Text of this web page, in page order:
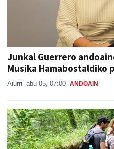
Junkal Guerrero
Musika Hamabostaldiko
Aiurri abu 05, 07:00 ANDOAIN